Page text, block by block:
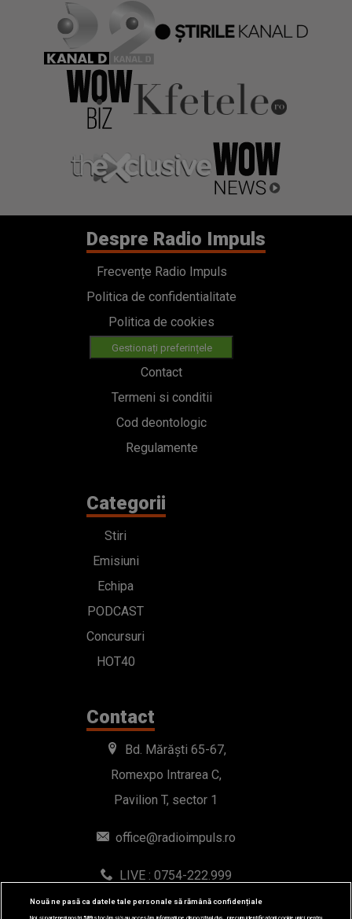
Despre Radio Impuls
Frecvențe Radio Impuls
Politica de confidentialitate
Politica de cookies
Gestionați preferințele
Contact
Termeni si conditii
Cod deontologic
Regulamente
Categorii
Stiri
Emisiuni
Echipa
PODCAST
Concursuri
HOT40
Contact
Bd. Mărăști 65-67,
Romexpo Intrarea C,
Pavilion T, sector 1
office@radioimpuls.ro
LIVE : 0754-222.999
WhatsApp: 0754-222.999
Nouă ne pasă ca datele tale personale să rămână confidențiale
Noi și partenerii noștri589stocăm și/sau accesăm informații pe dispozitivul dvs., precum identificatorii cookie unici pentru